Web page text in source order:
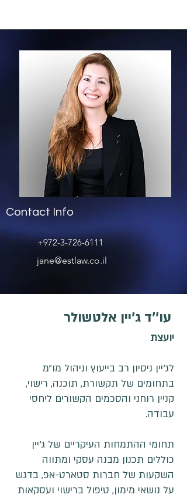
Contact Info
+972-3-726-6111
jane@estlaw.co.il
עו''ד ג'יין אלטשולר
יועצת
לג'יין ניסיון רב בייעוץ וניהול מו"מ
בתחומים של תקשורת, תוכנה, רישוי,
קניין רוחני והסכמים הקשורים ליחסי
עבודה.
תחומי ההתמחות העיקריים של ג'יין
כוללים תכנון מבנה עסקי ומתווה
השקעות של חברות סטארט-אפ, בדגש
על נושאי מימון, טיפול ברישוי ועסקאות